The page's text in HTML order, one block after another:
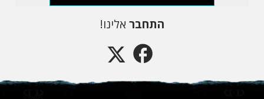
התחבר אלינו!